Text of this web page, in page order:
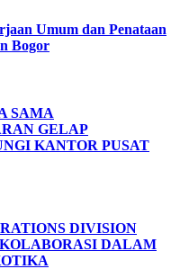
Umum dan Penataan
Bogor
SAMA
GELAP
KANTOR PUSAT
DIVISION
DALAM